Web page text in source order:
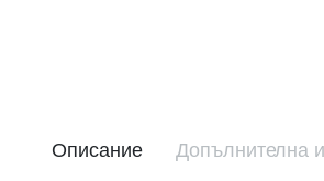
Описание Допълнителна